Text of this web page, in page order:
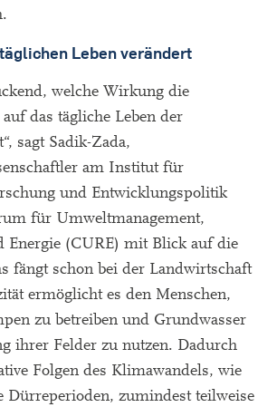
Leben verändert
welche Wirkung die
das tägliche Leben der
sagt Sadik-Zada,
am Institut für
und Entwicklungspolitik
für Umweltmanagement,
Energie (CURE) mit Blick auf die
fängt schon bei der Landwirtschaft
ermöglicht es den Menschen,
zu betreiben und Grundwasser
ihrer Felder zu nutzen. Dadurch
Folgen des Klimawandels, wie
Dürreperioden, zumindest teilweise